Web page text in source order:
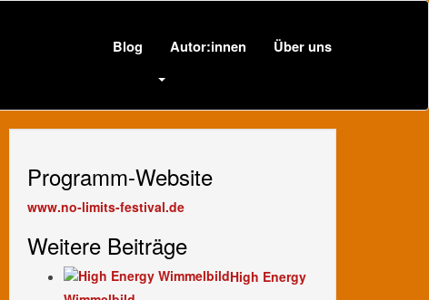
Blog Autor:innen Über uns
Programm-Website
www.no-limits-festival.de
Weitere Beiträge
High Energy